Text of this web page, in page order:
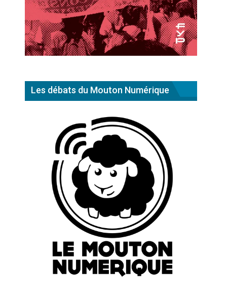
Les débats du Mouton Numérique